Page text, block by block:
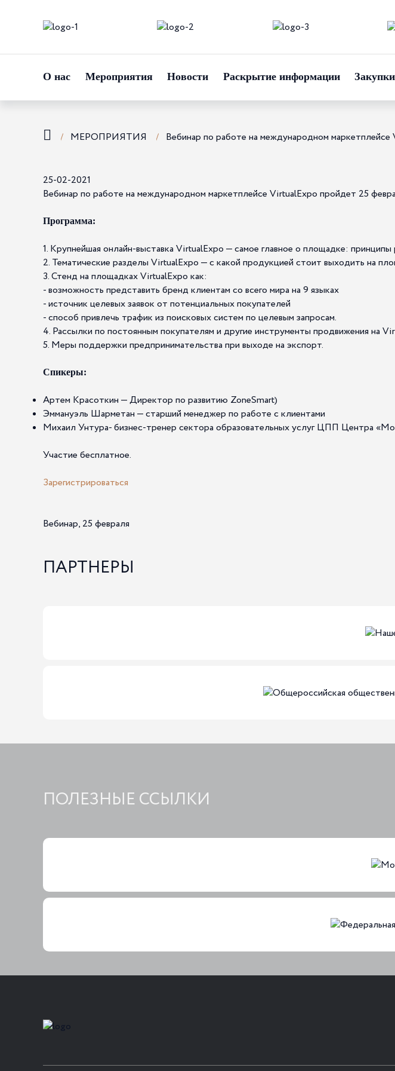
О нас Мероприятия Новости Раскрытие информации Закупки
МЕРОПРИЯТИЯ Вебинар по работе на международном маркетплейсе
25-02-2021
Вебинар по работе на международном маркетплейсе VirtualExpo пройдет 25
Программа:
1. Крупнейшая онлайн-выставка VirtualExpo — самое главное о площадке:
2. Тематические разделы VirtualExpo — с какой продукцией стоит выходить на
3. Стенд на площадках VirtualExpo как:
- возможность представить бренд клиентам со всего мира на 9 языках
- источник целевых заявок от потенциальных покупателей
- способ привлечь трафик из поисковых систем по целевым запросам.
4. Рассылки по постоянным покупателям и другие инструменты продвижения на
5. Меры поддержки предпринимательства при выходе на экспорт.
Спикеры:
Артем Красоткин — Директор по развитию ZoneSmart)
Эммануэль Шарметан — старший менеджер по работе с клиентами
Михаил Унтура- бизнес-тренер сектора образовательных услуг ЦПП Центра
Участие бесплатное.
Зарегистрироваться
Вебинар, 25 февраля
ПАРТНЕРЫ
ПОЛЕЗНЫЕ ССЫЛКИ